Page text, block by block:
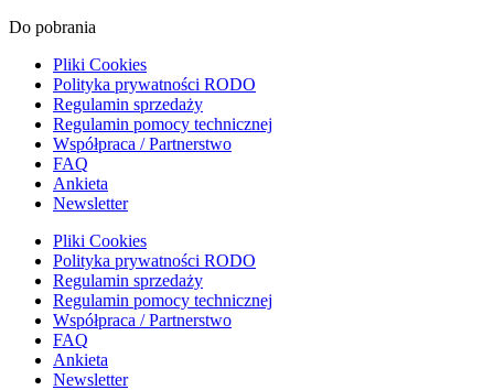
Do pobrania
Pliki Cookies
Polityka prywatności RODO
Regulamin sprzedaży
Regulamin pomocy technicznej
Współpraca / Partnerstwo
FAQ
Ankieta
Newsletter
Pliki Cookies
Polityka prywatności RODO
Regulamin sprzedaży
Regulamin pomocy technicznej
Współpraca / Partnerstwo
FAQ
Ankieta
Newsletter